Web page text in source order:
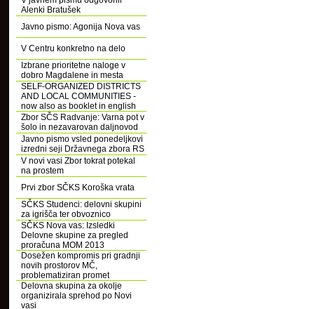
Alenki Bratušek
Javno pismo: Agonija Nova vas
V Centru konkretno na delo
Izbrane prioritetne naloge v
dobro Magdalene in mesta
SELF-ORGANIZED DISTRICTS
AND LOCAL COMMUNITIES -
now also as booklet in english
Zbor SČS Radvanje: Varna pot v
šolo in nezavarovan daljnovod
Javno pismo vsled ponedeljkovi
izredni seji Državnega zbora RS
V novi vasi Zbor tokrat potekal
na prostem
Prvi zbor SČKS Koroška vrata
SČKS Studenci: delovni skupini
za igrišča ter obvoznico
SČKS Nova vas: Izsledki
Delovne skupine za pregled
proračuna MOM 2013
Dosežen kompromis pri gradnji
novih prostorov MČ,
problematiziran promet
Delovna skupina za okolje
organizirala sprehod po Novi
vasi